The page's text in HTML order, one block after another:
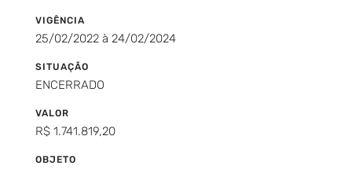
VIGÊNCIA
25/02/2022 à 24/02/2024
SITUAÇÃO
ENCERRADO
VALOR
R$ 1.741.819,20
OBJETO